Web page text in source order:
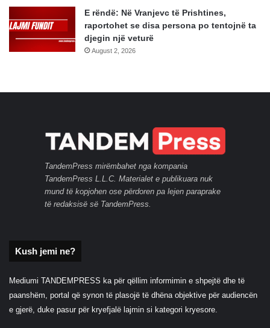
E rëndë: Në Vranjevc të Prishtines,
raportohet se disa persona po tentojnë ta
djegin një veturë
August 2, 2026
TandemPress mirëmbahet nga kompania
TandemPress L.L.C. Materialet e publikuara nuk
mund të kopjohen ose përdoren pa lejen paraprake
të redaksisë së TandemPress.
Kush jemi ne?
Mediumi TANDEMPRESS ka për qëllim informimin e shpejtë dhe të
paanshëm, portal që synon të plasojë të dhëna objektive për audiencën
e gjerë, duke pasur për kryefjalë lajmin si kategori kryesore.